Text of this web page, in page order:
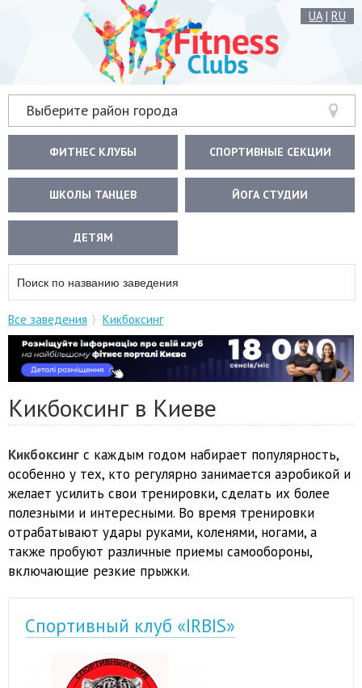
UA| RU
Выберите район города
ФИТНЕС КЛУБЫ СПОРТИВНЫЕ СЕКЦИИ
ШКОЛЫ ТАНЦЕВ ЙОГА СТУДИИ
ДЕТЯМ
Все заведения Кикбоксинг
Кикбоксинг в Киеве
Кикбоксинг с каждым годом набирает популярность,
особенно у тех, кто регулярно занимается аэробикой и
желает усилить свои тренировки, сделать их более
полезными и интересными. Во время тренировки
отрабатывают удары руками, коленями, ногами, а
также пробуют различные приемы самообороны,
включающие резкие прыжки.
Спортивный клуб «IRBIS»